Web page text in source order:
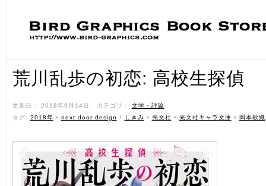
荒川乱歩の初恋: 高校生探偵
更新日： 2018年9月14日 ˑ カテゴリ： 文学・評論 ˑ
タグ: 2018年 • next door design • しきみ • 光文社 • 光文社キャラ文庫 • 岡本歌織